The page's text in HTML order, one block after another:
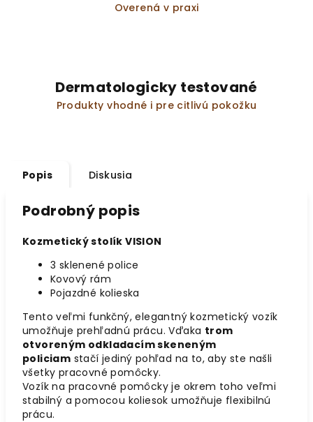
Overená v praxi
Dermatologicky testované
Produkty vhodné i pre citlivú pokožku
Popis Diskusia
Podrobný popis
Kozmetický stolík VISION
3 sklenené police
Kovový rám
Pojazdné kolieska
Tento veľmi funkčný, elegantný kozmetický vozík
umožňuje prehľadnú prácu. Vďaka trom
otvoreným odkladacím skeneným
policiam stačí jediný pohľad na to, aby ste našli
všetky pracovné pomôcky.
Vozík na pracovné pomôcky je okrem toho veľmi
stabilný a pomocou koliesok umožňuje flexibilnú
prácu.